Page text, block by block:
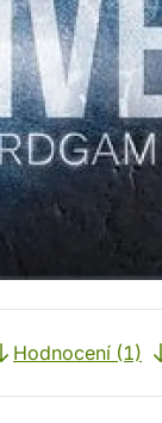
Hodnocení (1)